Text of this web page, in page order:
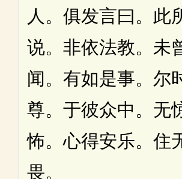
人。俱发言曰。此
说。非依法教。未
闻。有如是事。尔
尊。于彼众中。无
怖。心得安乐。住
畏。